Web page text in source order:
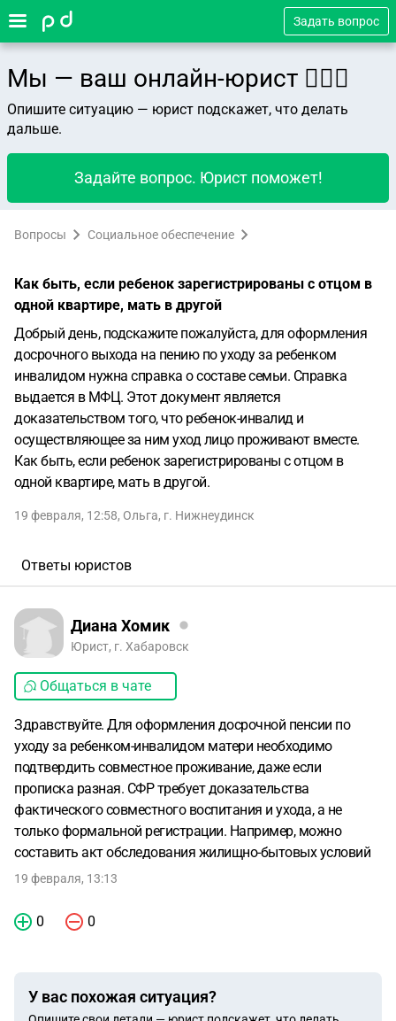
Задать вопрос
Мы — ваш онлайн-юрист 👨🏻‍⚖️
Опишите ситуацию — юрист подскажет, что делать
дальше.
Задайте вопрос. Юрист поможет!
Вопросы Социальное обеспечение
Как быть, если ребенок зарегистрированы с отцом в
одной квартире, мать в другой
Добрый день, подскажите пожалуйста, для оформления
досрочного выхода на пению по уходу за ребенком
инвалидом нужна справка о составе семьи. Справка
выдается в МФЦ. Этот документ является
доказательством того, что ребенок-инвалид и
осуществляющее за ним уход лицо проживают вместе.
Как быть, если ребенок зарегистрированы с отцом в
одной квартире, мать в другой.
19 февраля, 12:58, Ольга, г. Нижнеудинск
Ответы юристов
Диана Хомик
Юрист, г. Хабаровск
Общаться в чате
Здравствуйте. Для оформления досрочной пенсии по
уходу за ребенком-инвалидом матери необходимо
подтвердить совместное проживание, даже если
прописка разная. СФР требует доказательства
фактического совместного воспитания и ухода, а не
только формальной регистрации. Например, можно
составить акт обследования жилищно-бытовых условий
19 февраля, 13:13
0 0
У вас похожая ситуация?